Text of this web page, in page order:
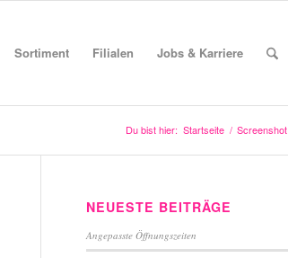
Sortiment Filialen Jobs & Karriere
Du bist hier: Startseite / Screenshot
NEUESTE BEITRÄGE
Angepasste Öffnungszeiten